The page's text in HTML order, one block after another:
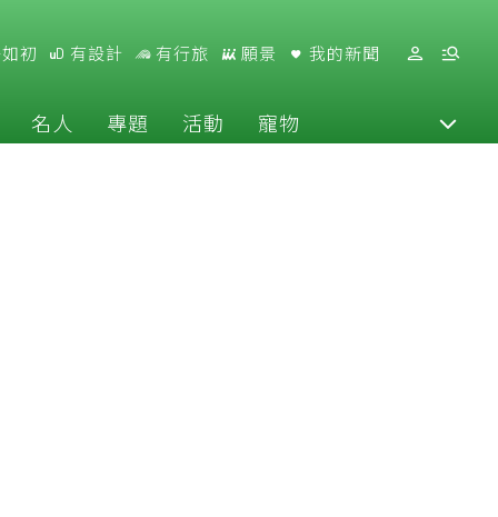
初 有設計 有行旅 願景 我的新聞
名人 專題 活動 寵物